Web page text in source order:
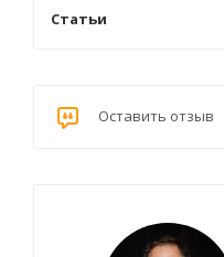
Статьи
Оставить отзыв